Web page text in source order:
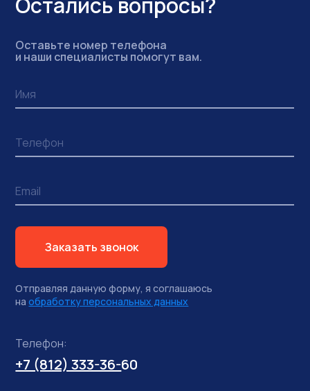
Оставьте номер телефона
и наши специалисты помогут вам.
Заказать звонок
+7 (812) 333-36-60
Телефон:
Отправляя данную форму, я соглашаюсь
на обработку персональных данных